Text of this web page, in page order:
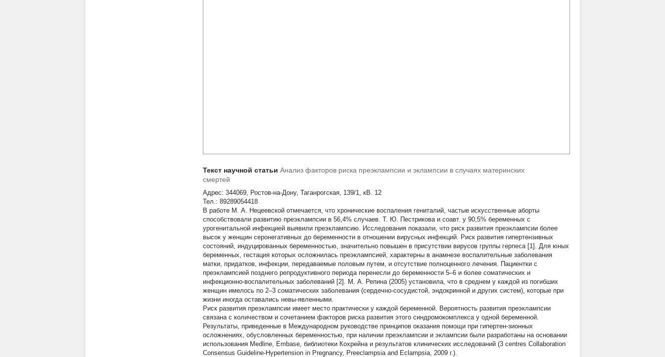
Текст научной статьи Анализ факторов риска преэклампсии и эклампсии в случаях материнских
смертей
Адрес: 344069, Ростов-на-Дону, Таганрогская, 139/1, кВ. 12
Тел.: 89289054418
В работе М. А. Нецеевской отмечается, что хронические воспаления гениталий, частые искусственные аборты
способствовали развитию преэклампсии в 56,4% случаев. Т. Ю. Пестрикова и соавт. у 90,5% беременных с
урогенитальной инфекцией выявили преэклампсию. Исследования показали, что риск развития преэклампсии более
высок у женщин серонегативных до беременности в отношении вирусных инфекций. Риск развития гипертензивных
состояний, индуцированных беременностью, значительно повышен в присутствии вирусов группы герпеса [1]. Для юных
беременных, гестация которых осложнилась преэклампсией, характерны в анамнезе воспалительные заболевания
матки, придатков, инфекции, передаваемые половым путем, и отсутствие полноценного лечения. Пациентки с
преэклампсией позднего репродуктивного периода перенесли до беременности 5–6 и более соматических и
инфекционно-воспалительных заболеваний [2]. М. А. Репина (2005) установила, что в среднем у каждой из погибших
женщин имелось по 2–3 соматических заболевания (сердечно-сосудистой, эндокринной и других систем), которые при
жизни иногда оставались невы-явленными.
Риск развития преэклампсии имеет место практически у каждой беременной. Вероятность развития преэклампсии
связана с количеством и сочетанием факторов риска развития этого синдромокомплекса у одной беременной.
Результаты, приведенные в Международном руководстве принципов оказания помощи при гипертен-зионных
осложнениях, обусловленных беременностью, при наличии преэклампсии и эклампсии были разработаны на основании
использования Medline, Embase, библиотеки Кохрейна и результатов клинических исследований (3 centres Collaboration
Consensus Guideline-Hypertension in Pregnancy, Preeclampsia and Eclampsia, 2009 г.).